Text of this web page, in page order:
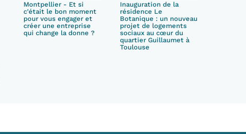
Montpellier - Et si
c'était le bon moment
pour vous engager et
créer une entreprise
qui change la donne ?
Inauguration de la
résidence Le
Botanique : un nouveau
projet de logements
sociaux au cœur du
quartier Guillaumet à
Toulouse